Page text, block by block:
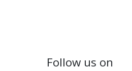
Follow us on